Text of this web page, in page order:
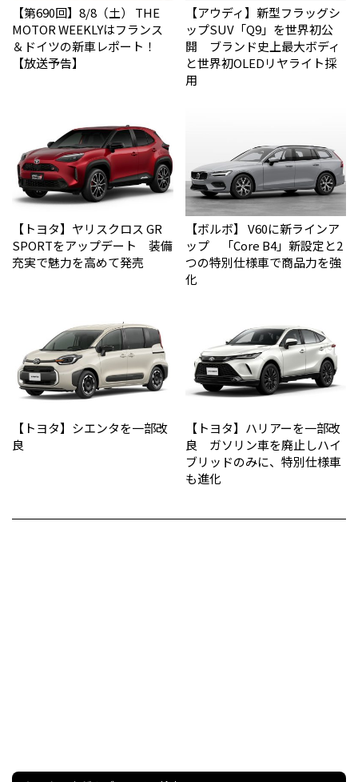
【第690回】8/8（土） THE
MOTOR WEEKLYはフランス
＆ドイツの新車レポート！
【放送予告】
【アウディ】新型フラッグシ
ップSUV「Q9」を世界初公
開 ブランド史上最大ボディ
と世界初OLEDリヤライト採
用
【トヨタ】ヤリスクロス GR
SPORTをアップデート 装備
充実で魅力を高めて発売
【ボルボ】 V60に新ラインア
ップ 「Core B4」新設定と2
つの特別仕様車で商品力を強
化
【トヨタ】シエンタを一部改
良
【トヨタ】ハリアーを一部改
良 ガソリン車を廃止しハイ
ブリッドのみに、特別仕様車
も進化